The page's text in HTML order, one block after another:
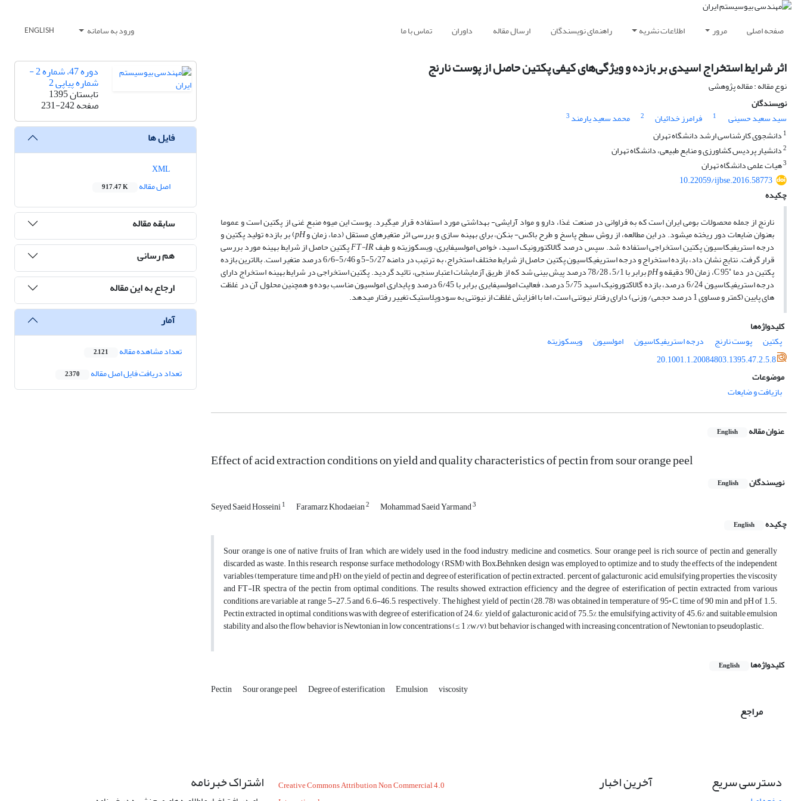
صفحه اصلی مرور اطلاعات نشریه راهنمای نویسندگان ارسال مقاله داوران تماس با ما ورود به سامانه ENGLISH
اثر شرایط استخراج اسیدی بر بازده و ویژگی‌های کیفی پکتین حاصل از پوست نارنج
نوع مقاله : مقاله پژوهشی
نویسندگان
سید سعید حسینی
1 فرامرز خدائیان 2 محمد سعید یارمند 3
1 دانشجوی کارشناسی ارشد دانشگاه تهران
2دانشیار پردیس کشاورزی و منابع طبیعی، دانشگاه تهران
3هیات علمی دانشگاه تهران
10.22059/ijbse.2016.58773
چکیده
نارنج از جمله محصولات بومی ایران است که به فراوانی در صنعت غذا، دارو و مواد آرایشی- بهداشتی مورد استفاده قرار می­گیرد. پوست این میوه منبع غنی از پکتین است و عموما
بعنوان ضایعات دور ریخته می­شود. در این مطالعه، از روش سطح پاسخ و طرح باکس- بنکن، برای بهینه سازی و بررسی اثر متغیر­های مستقل (دما، زمان وpH) بر بازده تولید پکتین و
درجه استریفیکاسیون پکتین استخراجی استفاده شد. سپس درصد گالاکتورونیک اسید، خواص امولسیفایری، ویسکوزیته و طیفFT-IRپکتین حاصل از شرایط بهینه مورد بررسی
قرار گرفت. نتایج نشان داد، بازده استخراج و درجه استریفیکاسیون پکتین حاصل از شرایط مختلف استخراج، به ترتیب در دامنه 5/27-5 و 5/46-6/6 درصد متغیر است. بالاترین بازده
پکتین در دما ◦C 95، زمان 90 دقیقه و pH برابر با 5/1، 78/28 درصد پیش بینی شد که از طریق آزمایشات اعتبارسنجی، تائید گردید. پکتین استخراجی در شرایط بهینه استخراج دارای
درجه استریفیکاسیون 6/24 درصد، بازده گالاکتورونیک اسید 5/75 درصد، فعالیت امولسیفایری برابر با 6/45 درصد و پایداری امولسیون مناسب بوده و همچنین محلول آن در غلظت
های پایین (کمتر و مساوی 1 درصد حجمی/ وزنی) دارای رفتار نیوتنی است، اما با افزایش غلظت از نیوتنی به سودوپلاستیک تغییر رفتار می­دهد.
کلیدواژه‌ها
پکتین
پوست نارنج درجه استریفیکاسیون امولسیون
ویسکوزیته
20.1001.1.20084803.1395.47.2.5.8
موضوعات
بازیافت و ضایعات
عنوان مقاله English
Effect of acid extraction conditions on yield and quality characteristics of pectin from sour orange peel
نویسندگان English
Seyed Saeid Hosseini1 Faramarz Khodaeian2 Mohammad Saeid Yarmand3
چکیده English
Sour orange is one of native fruits of Iran, which are widely used in the food industry, medicine and cosmetics. Sour orange peel is rich source of pectin and generally
discarded as waste. In this research, response surface methodology (RSM) with Box–Behnken design was employed to optimize and to study the effects of the independent
variables (temperature, time and pH) on the yield of pectin and degree of esterification of pectin extracted. percent of galacturonic acid, emulsifying properties, the viscosity
and FT-IR spectra of the pectin from optimal conditions. The results showed, extraction efficiency and the degree of esterification of pectin extracted from various
conditions are variable at range 5-27.5 and 6.6-46.5, respectively. The highest yield of pectin (28.78) was obtained in temperature of 95◦C, time of 90 min and pH of 1.5.
Pectin extracted in optimal conditions was with degree of esterification of 24.6%, yield of galacturonic acid of 75.5%, the emulsifying activity of 45.6% and suitable emulsion
stability and also the flow behavior is Newtonian in low concentrations (≤ 1 %w/v), but behavior is changed with increasing concentration of Newtonian to pseudoplastic.
کلیدواژه‌ها English
Pectin Sour orange peel Degree of esterification Emulsion viscosity
مراجع
دوره 47، شماره 2 -
شماره پیاپی 2
تابستان 1395
صفحه231-242
فایل ها
اصل مقاله
917.47 K
سابقه مقاله
هم رسانی
ارجاع به این مقاله
آمار
تعداد مشاهده مقاله 2,121
تعداد دریافت فایل اصل مقاله 2,370
دسترسی سریع آخرین اخبار
Creative Commons Attribution Non Commercial 4.0
اشتراک خبرنامه